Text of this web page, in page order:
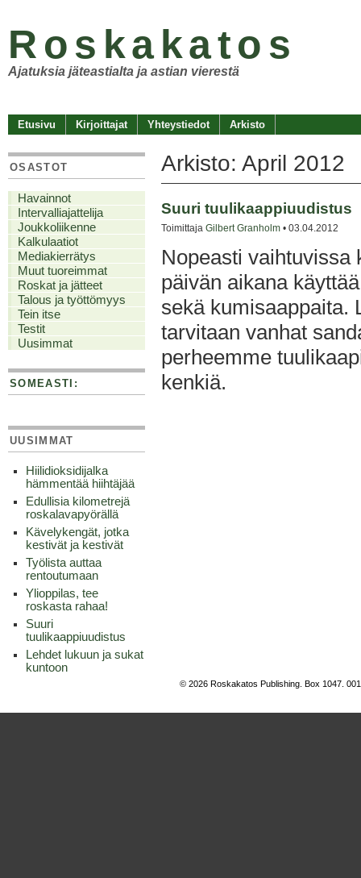
Roskakatos
Ajatuksia jäteastialta ja astian vierestä
Etusivu Kirjoittajat Yhteystiedot Arkisto
Arkisto: April 2012
Suuri tuulikaappiuudistus
Toimittaja Gilbert Granholm • 03.04.2012
Nopeasti vaihtuvissa
päivän aikana
sekä kumisaappaita.
tarvitaan vanhat
perheemme
kenkiä.
OSASTOT
Havainnot
Intervalliajattelija
Joukkoliikenne
Kalkulaatiot
Mediakierrätys
Muut tuoreimmat
Roskat ja jätteet
Talous ja työttömyys
Tein itse
Testit
Uusimmat
SOMEASTI:
UUSIMMAT
Hiilidioksidijalka
hämmentää hiihtäjää
Edullisia kilometrejä
roskalavapyörällä
Kävelykengät, jotka
kestivät ja kestivät
Työlista auttaa
rentoutumaan
Ylioppilas, tee
roskasta rahaa!
Suuri
tuulikaappiuudistus
Lehdet lukuun ja sukat
kuntoon
© 2026 Roskakatos Publishing. Box 1047.